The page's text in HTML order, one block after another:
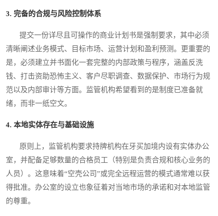
3. 完备的合规与风险控制体系
提交一份详尽且可操作的商业计划书是强制要求，其中必须
清晰阐述业务模式、目标市场、运营计划和盈利预测。更重要的
是，必须建立并书面化一套完整的内部政策与程序，涵盖反洗
钱、打击资助恐怖主义、客户尽职调查、数据保护、市场行为规
范以及内部审计等方面。监管机构希望看到的是制度已准备就
绪，而非一纸空文。
4. 本地实体存在与基础设施
原则上，监管机构要求持牌机构在牙买加境内设有实体办公
室，并配备足够数量的合格员工（特别是负责合规和核心业务的
人员）。这意味着“空壳公司”或完全远程运营的模式通常难以获
得批准。办公室的设立也象征着对当地市场的承诺和对本地监管
的尊重。